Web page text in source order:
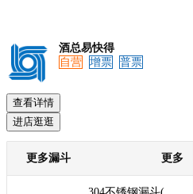
预览
酒总易快得
自营
增票 普票
查看详情
进店逛逛
更多漏斗 更多